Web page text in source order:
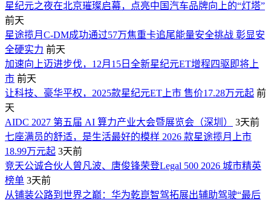
星纪元之夜在北京璀璨启幕，点亮中国汽车品牌向上的“灯塔”
前天
星途揽月C-DM成功通过57万焦重卡追尾能量安全挑战 彰显安
全硬实力 前天
加速向上迈进步伐，12月15日全新星纪元ET增程四驱即将上
市 前天
让科技、豪华平权，2025款星纪元ET上市 售价17.28万元起 前
天
AIDC 2027 第五届 AI 算力产业大会暨展览会（深圳）
3天前
七座满员的舒适，是生活最好的模样 2026 款星途揽月上市
18.99万元起 3天前
竞天公诚合伙人曾凡波、唐俊锋荣登Legal 500 2026 城市精英
榜单 3天前
从铺装公路到世界之巅：华为乾崑智驾拓展出辅助驾驶“最后